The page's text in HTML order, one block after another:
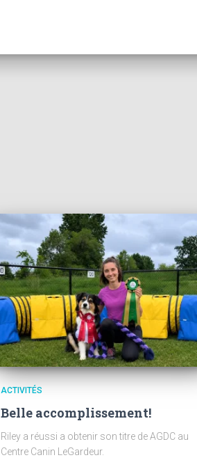
ACTIVITÉS
Belle accomplissement!
Riley a réussi a obtenir son titre de AGDC au
Centre Canin LeGardeur.